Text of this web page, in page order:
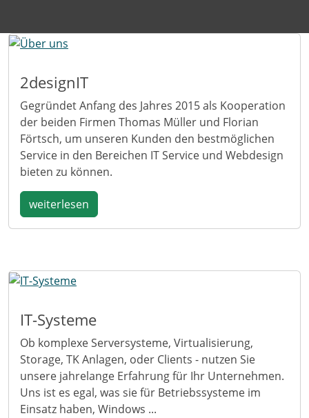
2designIT
Gegründet Anfang des Jahres 2015 als Kooperation
der beiden Firmen Thomas Müller und Florian
Förtsch, um unseren Kunden den bestmöglichen
Service in den Bereichen IT Service und Webdesign
bieten zu können.
weiterlesen
IT-Systeme
Ob komplexe Serversysteme, Virtualisierung,
Storage, TK Anlagen, oder Clients - nutzen Sie
unsere jahrelange Erfahrung für Ihr Unternehmen.
Uns ist es egal, was sie für Betriebssysteme im
Einsatz haben, Windows ...